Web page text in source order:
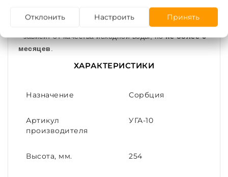
Ресурс* до 4000 литров
* зависит от качества исходной воды, ноне более 6
месяцев.
ХАРАКТЕРИСТИКИ
Назначение Сорбция
Артикул
производителя
УГА-10
Высота, мм. 254
Отклонить Настроить Принять